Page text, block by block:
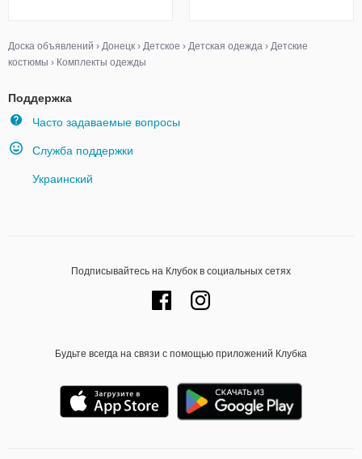
Доска объявлений › Донецк › Детское › Детская одежда › Детские
костюмы › Комплекты одежды
Поддержка
Часто задаваемые вопросы
Служба поддержки
Украинский
Подписывайтесь на Клубок в социальных сетях
Будьте всегда на связи с помощью приложений Клубка